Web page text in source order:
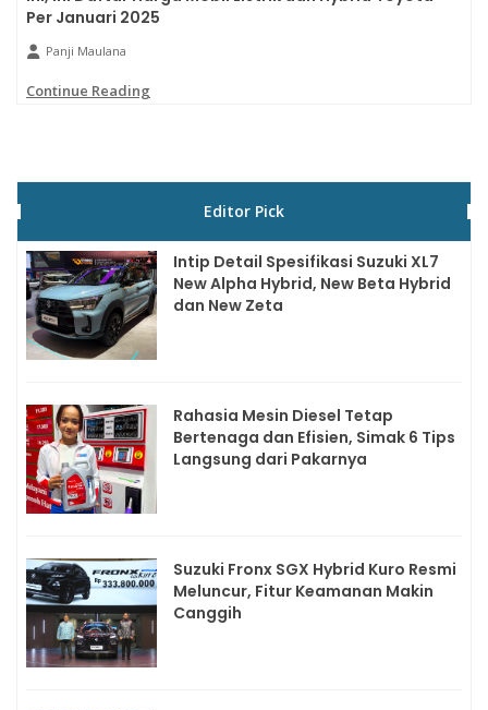
Per Januari 2025
Panji Maulana
Continue Reading
Editor Pick
Intip Detail Spesifikasi Suzuki XL7
New Alpha Hybrid, New Beta Hybrid
dan New Zeta
Rahasia Mesin Diesel Tetap
Bertenaga dan Efisien, Simak 6 Tips
Langsung dari Pakarnya
Suzuki Fronx SGX Hybrid Kuro Resmi
Meluncur, Fitur Keamanan Makin
Canggih